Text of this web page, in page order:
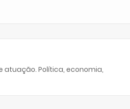
atuação. Política, economia,